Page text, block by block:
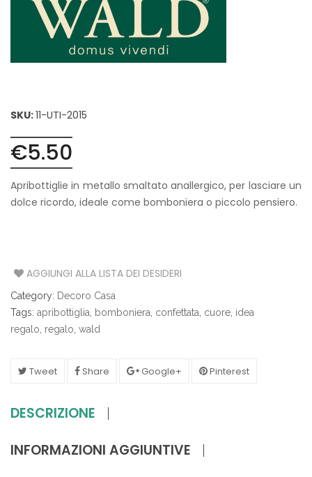
SKU:11-UTI-2015
€5.50
Apribottiglie in metallo smaltato anallergico, per lasciare un
dolce ricordo, ideale come bomboniera o piccolo pensiero.
AGGIUNGI ALLA LISTA DEI DESIDERI
Category: Decoro Casa
Tags: apribottiglia, bomboniera, confettata, cuore, idea
regalo, regalo, wald
Tweet Share Google+ Pinterest
DESCRIZIONE
INFORMAZIONI AGGIUNTIVE